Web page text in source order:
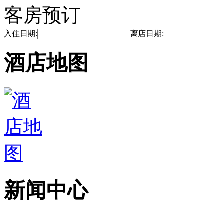
客房预订
入住日期: 离店日期:
酒店地图
新闻中心